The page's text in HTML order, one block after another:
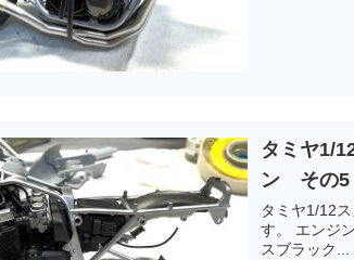
タミヤ1/
ン その5
タミヤ1/12
す。 エンジン部分を組み立てました。 色はシリンダーの色はセミグロ
スブラック...